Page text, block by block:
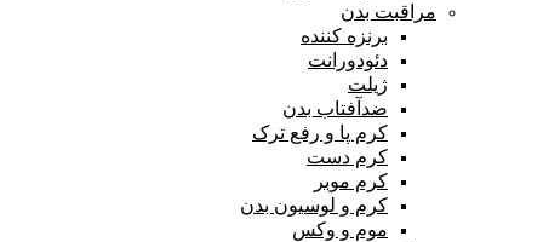
مراقبت بدن
برنزه کننده
دئودورانت
ژیلت
ضدآفتاب بدن
کرم پا و رفع ترک
کرم دست
کرم موبر
کرم و لوسیون بدن
موم و وکس